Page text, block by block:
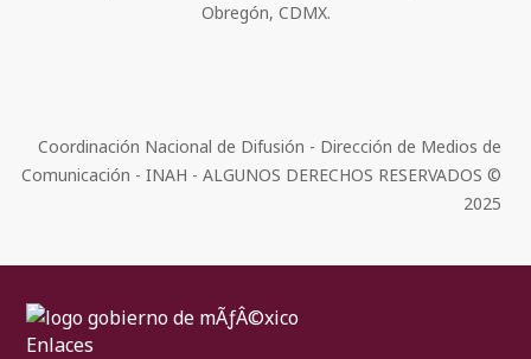
Obregón, CDMX.
Coordinación Nacional de Difusión - Dirección de Medios de
Comunicación - INAH - ALGUNOS DERECHOS RESERVADOS ©
2025
Enlaces